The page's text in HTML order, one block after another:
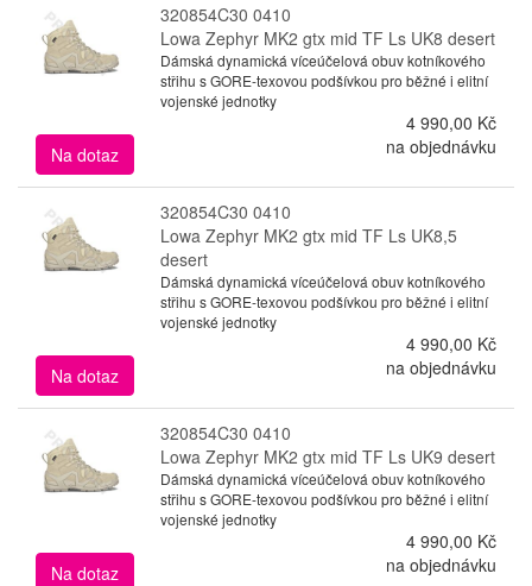
320854C30 0410
Lowa Zephyr MK2 gtx mid TF Ls UK8 desert
Dámská dynamická víceúčelová obuv kotníkového
střihu s GORE-texovou podšívkou pro běžné i elitní
vojenské jednotky
4 990,00 Kč
Na dotaz
na objednávku
320854C30 0410
Lowa Zephyr MK2 gtx mid TF Ls UK8,5
desert
Dámská dynamická víceúčelová obuv kotníkového
střihu s GORE-texovou podšívkou pro běžné i elitní
vojenské jednotky
4 990,00 Kč
Na dotaz
na objednávku
320854C30 0410
Lowa Zephyr MK2 gtx mid TF Ls UK9 desert
Dámská dynamická víceúčelová obuv kotníkového
střihu s GORE-texovou podšívkou pro běžné i elitní
vojenské jednotky
4 990,00 Kč
Na dotaz
na objednávku